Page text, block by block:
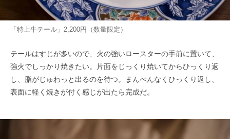
「特上牛テール」2,200円（数量限定）
テールはすじが多いので、火の強いロースターの手前に置いて、
強火でしっかり焼きたい。片面をじっくり焼いてからひっくり返
し、脂がじゅわっと出るのを待つ。まんべんなくひっくり返し、
表面に軽く焼きが付く感じが出たら完成だ。